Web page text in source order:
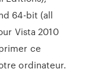
64-bit (all
Vista 2010
ce
ordinateur.